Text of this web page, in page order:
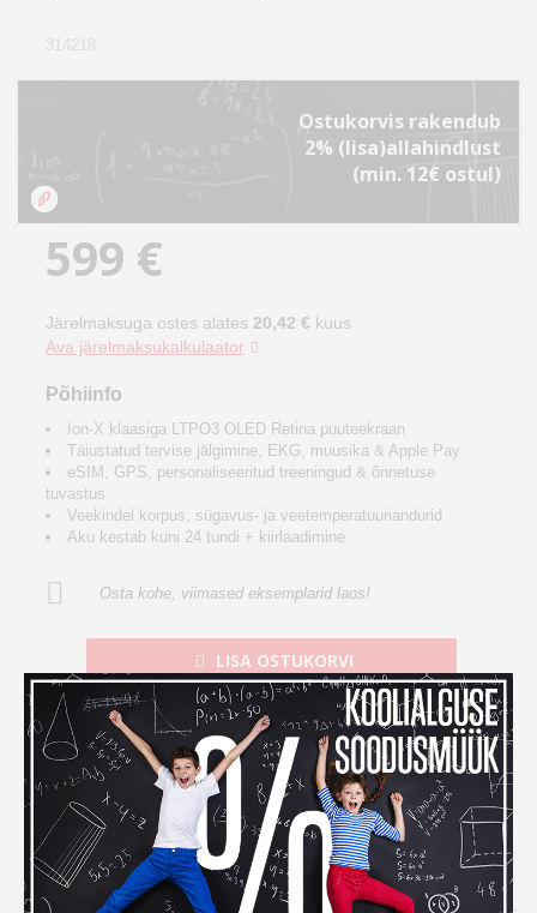
314218
Ostukorvis rakendub
2% (lisa)allahindlust
(min. 12€ ostul)
599 €
Järelmaksuga ostes alates 20,42 € kuus
Ava järelmaksukalkulaator
Põhiinfo
Ion-X klaasiga LTPO3 OLED Retina puuteekraan
Täiustatud tervise jälgimine, EKG, muusika & Apple Pay
eSIM, GPS, personaliseeritud treeningud & õnnetuse
tuvastus
Veekindel korpus, sügavus- ja veetemperatuuriandurid
Aku kestab kuni 24 tundi + kiirlaadimine
Osta kohe, viimased eksemplarid laos!
LISA OSTUKORVI
Toode on laos, tarneaeg 1-3 tööpäeva
See toode tuuakse sulle tasuta koju kätte
14 päeva tagastusõigus internetist ostmisel
Kampaania